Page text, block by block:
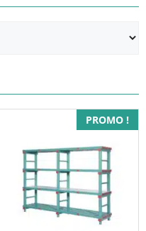
PROMO !
plusieurs
variations.